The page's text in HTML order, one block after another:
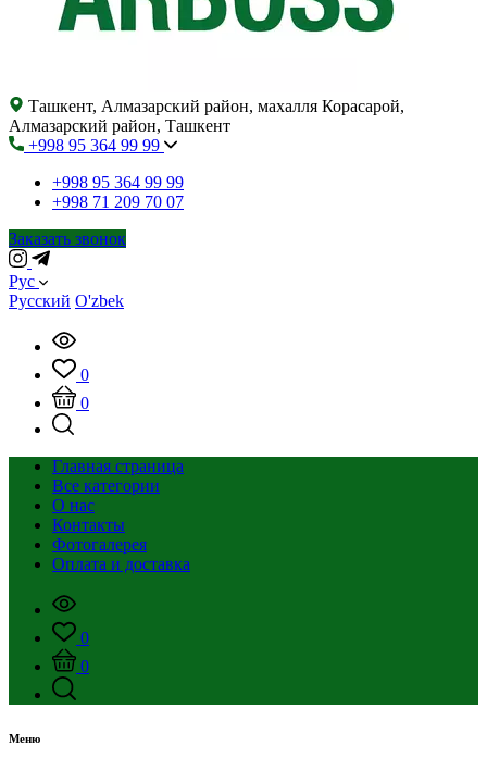
Ташкент, Алмазарский район, махалля Корасарой,
Алмазарский район, Ташкент
+998 95 364 99 99
+998 95 364 99 99
+998 71 209 70 07
Заказать звонок
Рус
Русский O'zbek
0
0
Главная страница
Все категории
О нас
Контакты
Фотогалерея
Оплата и доставка
0
0
Меню